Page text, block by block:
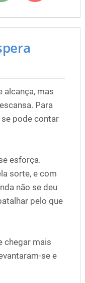
alcança, mas
Para
pode contar
esforça.
sorte, e com
não se deu
pelo que
chegar mais
se e